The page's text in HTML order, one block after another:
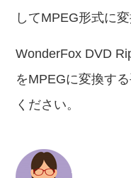
してMPEG形式に
WonderFox DVD
をMPEGに変換す
ください。